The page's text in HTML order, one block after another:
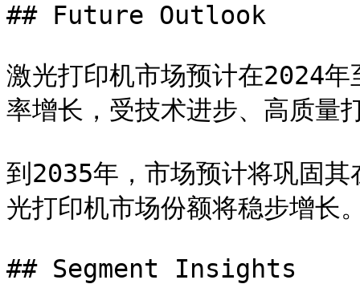
## Future Outlook
激光打印机市场预计在2024
率增长，受技术进步、高质量
到2035年，市场预计将巩固
光打印机市场份额将稳步增长
## Segment Insights